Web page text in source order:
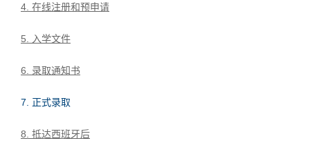
4. 在线注册和预申请
5. 入学文件
6. 录取通知书
7. 正式录取
8. 抵达西班牙后